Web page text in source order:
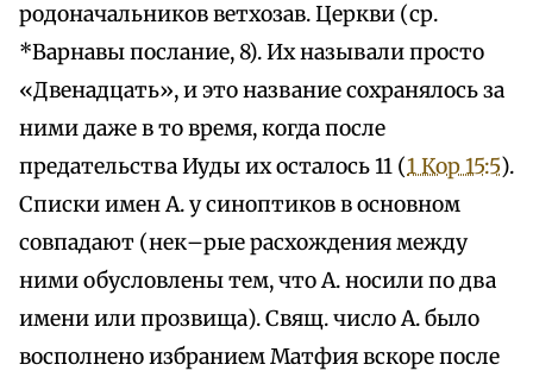
родоначальников ветхозав. Церкви (ср.
*Варнавы послание, 8). Их называли просто
«Двенадцать», и это название сохранялось за
ними даже в то время, когда после
предательства Иуды их осталось 11 (1 Кор 15:5).
Списки имен А. у синоптиков в основном
совпадают (нек–рые расхождения между
ними обусловлены тем, что А. носили по два
имени или прозвища). Свящ. число А. было
восполнено избранием Матфия вскоре после